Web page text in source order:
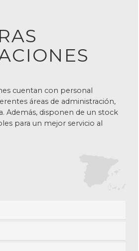
cuentan con personal
áreas de administración,
Además, disponen de un stock
para un mejor servicio al